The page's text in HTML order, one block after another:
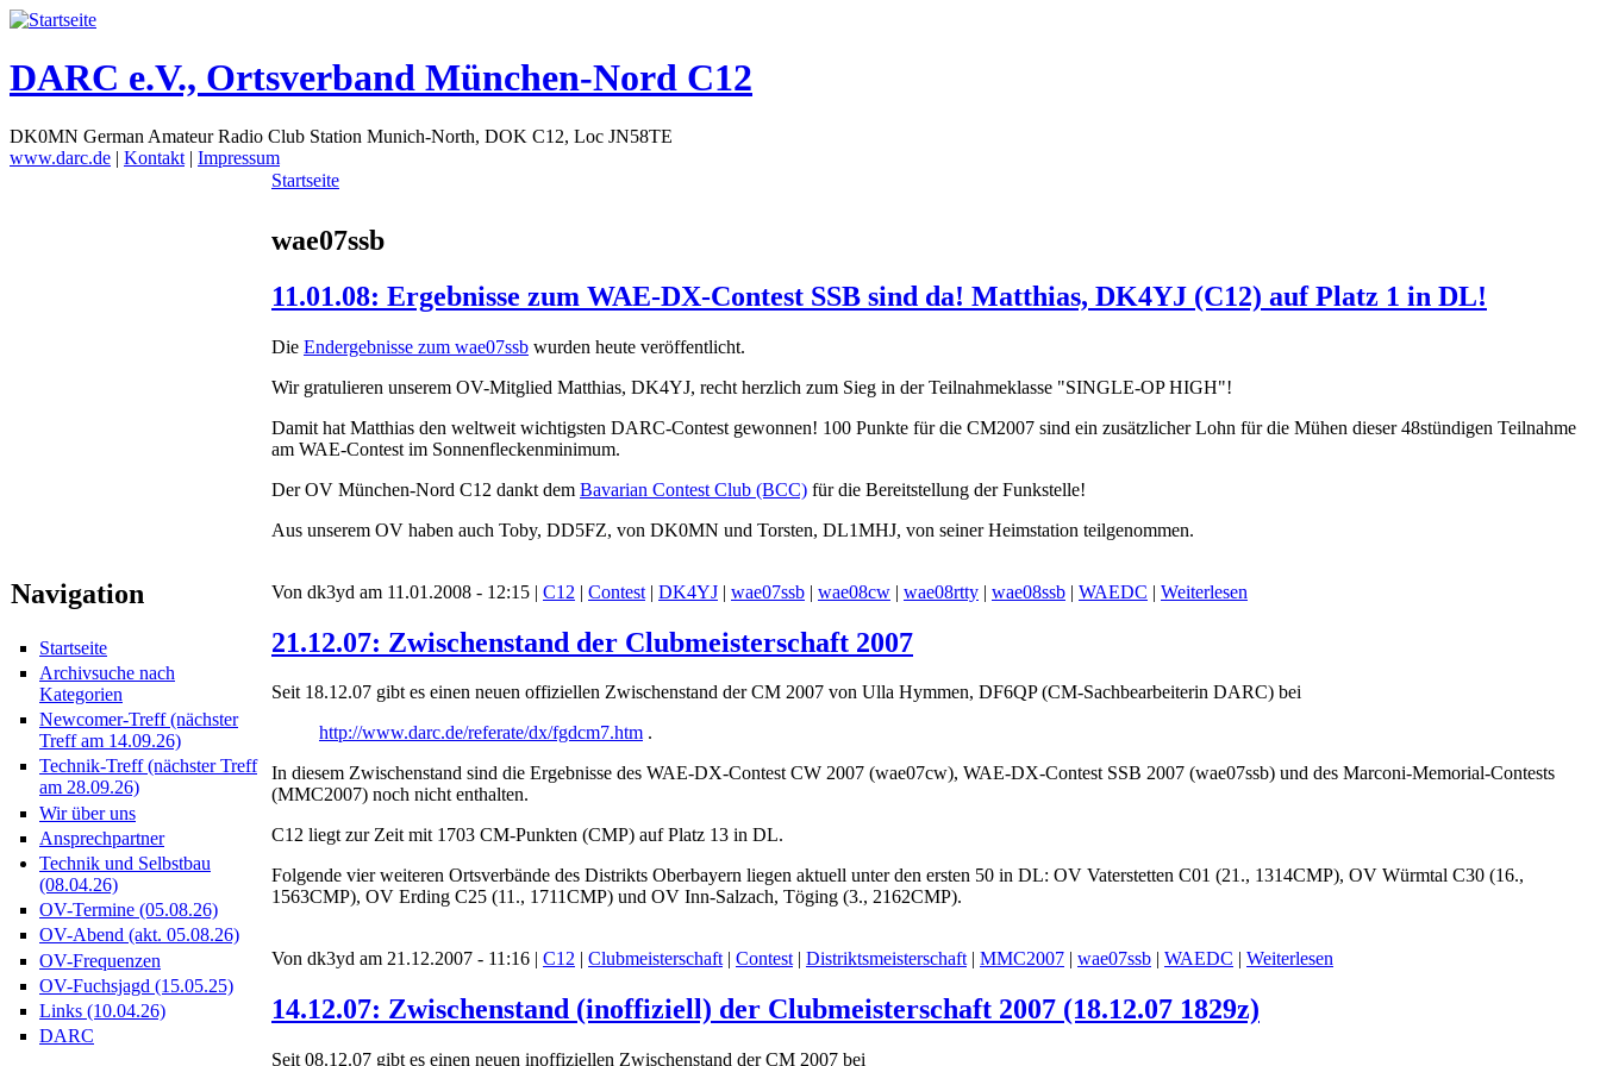
DARC e.V., Ortsverband München-Nord C12
DK0MN German Amateur Radio Club Station Munich-North, DOK C12, Loc JN58TE
www.darc.de | Kontakt | Impressum
Navigation
Startseite
Archivsuche nach
Kategorien
Newcomer-Treff (nächster
Treff am 14.09.26)
Technik-Treff (nächster Treff
am 28.09.26)
Wir über uns
Ansprechpartner
Technik und Selbstbau
(08.04.26)
OV-Termine (05.08.26)
OV-Abend (akt. 05.08.26)
OV-Frequenzen
OV-Fuchsjagd (15.05.25)
Links (10.04.26)
DARC
Startseite
wae07ssb
11.01.08: Ergebnisse zum WAE-DX-Contest SSB sind da! Matthias, DK4YJ (C12) auf Platz 1 in DL!
Die Endergebnisse zum wae07ssb wurden heute veröffentlicht.
Wir gratulieren unserem OV-Mitglied Matthias, DK4YJ, recht herzlich zum Sieg in der Teilnahmeklasse "SINGLE-OP HIGH"!
Damit hat Matthias den weltweit wichtigsten DARC-Contest gewonnen! 100 Punkte für die CM2007 sind ein zusätzlicher Lohn für die Mühen dieser 48stündigen Teilnahme
am WAE-Contest im Sonnenfleckenminimum.
Der OV München-Nord C12 dankt dem Bavarian Contest Club (BCC) für die Bereitstellung der Funkstelle!
Aus unserem OV haben auch Toby, DD5FZ, von DK0MN und Torsten, DL1MHJ, von seiner Heimstation teilgenommen.
Von dk3yd am 11.01.2008 - 12:15 | C12 | Contest | DK4YJ | wae07ssb | wae08cw | wae08rtty | wae08ssb | WAEDC | Weiterlesen
21.12.07: Zwischenstand der Clubmeisterschaft 2007
Seit 18.12.07 gibt es einen neuen offiziellen Zwischenstand der CM 2007 von Ulla Hymmen, DF6QP (CM-Sachbearbeiterin DARC) bei
http://www.darc.de/referate/dx/fgdcm7.htm .
In diesem Zwischenstand sind die Ergebnisse des WAE-DX-Contest CW 2007 (wae07cw), WAE-DX-Contest SSB 2007 (wae07ssb) und des Marconi-Memorial-Contests
(MMC2007) noch nicht enthalten.
C12 liegt zur Zeit mit 1703 CM-Punkten (CMP) auf Platz 13 in DL.
Folgende vier weiteren Ortsverbände des Distrikts Oberbayern liegen aktuell unter den ersten 50 in DL: OV Vaterstetten C01 (21., 1314CMP), OV Würmtal C30 (16.,
1563CMP), OV Erding C25 (11., 1711CMP) und OV Inn-Salzach, Töging (3., 2162CMP).
Von dk3yd am 21.12.2007 - 11:16 | C12 | Clubmeisterschaft| Contest| Distriktsmeisterschaft| MMC2007 | wae07ssb | WAEDC | Weiterlesen
14.12.07: Zwischenstand (inoffiziell) der Clubmeisterschaft 2007 (18.12.07 1829z)
Seit 08.12.07 gibt es einen neuen inoffiziellen Zwischenstand der CM 2007 bei